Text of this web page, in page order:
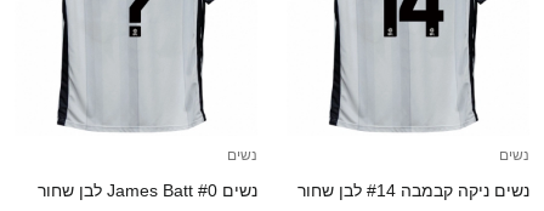
נשים
נשים ניקה קבמבה #14 לבן שחור
נשים
נשים James Batt #0 לבן שחור